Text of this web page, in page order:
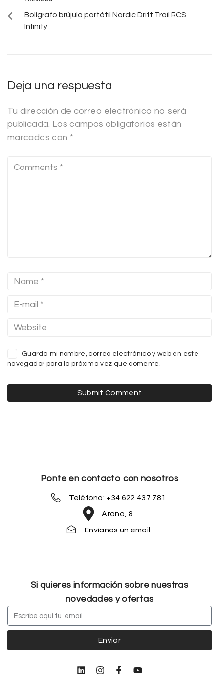
Bolígrafo brújula portátil Nordic Drift Trail RCS
Infinity
Deja una respuesta
Tu dirección de correo electrónico no será
publicada. Los campos obligatorios están
marcados con *
Guarda mi nombre, correo electrónico y web en este
navegador para la próxima vez que comente.
Ponte en contacto con nosotros
Teléfono: +34 622 437 781
Arana, 8
Envíanos un email
Si quieres información sobre nuestras
novedades y ofertas
Enviar